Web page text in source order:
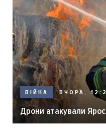
ВІЙНА ВЧОРА,
Дрони атакували